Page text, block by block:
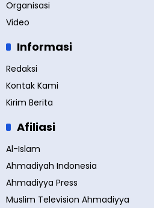
Organisasi
Video
Informasi
Redaksi
Kontak Kami
Kirim Berita
Afiliasi
Al-Islam
Ahmadiyah Indonesia
Ahmadiyya Press
Muslim Television Ahmadiyya